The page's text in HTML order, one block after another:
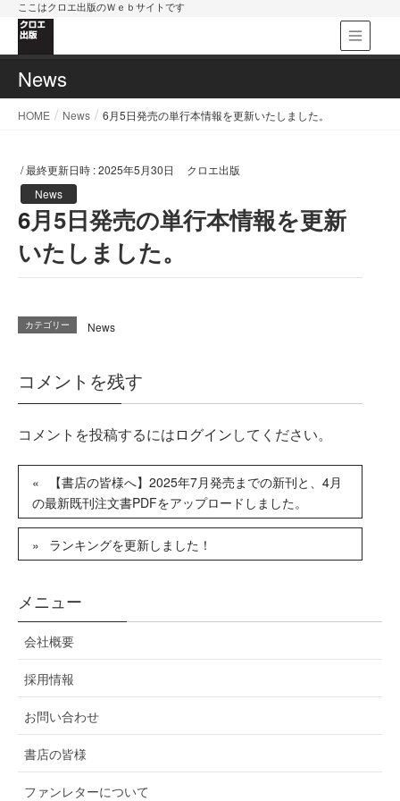
ここはクロエ出版のＷｅｂサイトです
News
HOME News 6月5日発売の単行本情報を更新いたしました。
/ 最終更新日時 :2025年5月30日
クロエ出版
News
6月5日発売の単行本情報を更新
いたしました。
カテゴリー News
コメントを残す
コメントを投稿するにはログインしてください。
【書店の皆様へ】2025年7月発売までの新刊と、4月
の最新既刊注文書PDFをアップロードしました。
ランキングを更新しました！
メニュー
会社概要
採用情報
お問い合わせ
書店の皆様
ファンレターについて